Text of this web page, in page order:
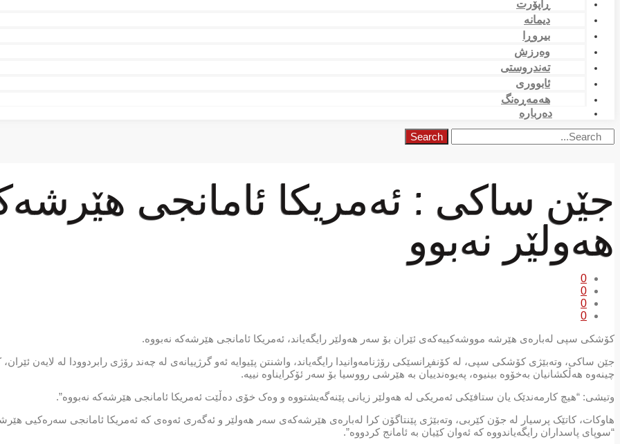
ڕاپۆرت
دیمانە
بیروڕا
وەرزش
تەندروستی
ئابووری
هەمەڕەنگ
دەربارە
Search
جێن ساكی : ئەمریكا ئامانجی
هەولێر نەبوو
0
0
0
0
کۆشکی سپی لەبارەی هێرشە مووشەکییەکەی ئێران بۆ سەر هەولێر رایگه‌یاند، ئەمریکا ئامانجی هێرشەکە نەبووە.
جێن ساکی، وتەبێژی کۆشکی سپی، لە کۆنفڕانسێکی رۆژنامەوانیدا رایگەیاند، واشنتن پێیوایە ئەو گرژییانەی لە چەند رۆژی رابردوودا لە لایەن ئێران،
چینەوە هەڵکشانیان بەخۆوە بینیوە، پەیوەندییان بە هێرشی رووسیا بۆ سەر ئۆکرایناوە نییە.
وتیشی: “هیچ کارمەندێک یان ستافێکی ئەمریکی لە هەولێر زیانی پێنەگەیشتووە و وەک خۆی دەڵێت ئەمریکا ئامانجی هێرشەکە نەبووە”.
هاوکات، کاتێک پرسیار لە جۆن کێربی، وتەبێژی پێنتاگۆن کرا لەبارەی هێرشەکەی سەر هەولێر و ئەگەری ئەوەی کە ئەمریکا ئامانجی سەرەکیی
“سوپای پاسداران رایگەیاندووە کە ئەوان کێیان بە ئامانج کردووە”.